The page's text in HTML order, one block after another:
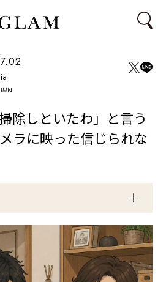
除しといたわ」と言う
ラに映った信じられな